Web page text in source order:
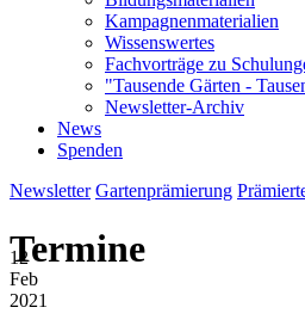
Kampagnenmaterialien
Wissenswertes
Fachvorträge zu
"Tausende Gärten -
Newsletter-Archiv
News
Spenden
Newsletter Gartenprämierung
Termine
12
Feb
2021